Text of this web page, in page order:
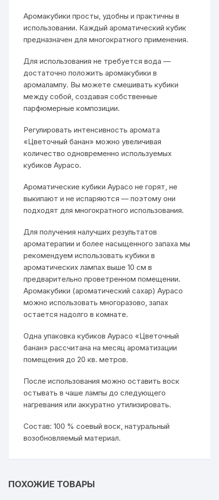
Аромакубики просты, удобны и практичны в
использовании. Каждый ароматический кубик
предназначен для многократного применения.
Для использования не требуется вода —
достаточно положить аромакубики в
аромалампу. Вы можете смешивать кубики
между собой, создавая собственные
парфюмерные композиции.
Регулировать интенсивность аромата
«Цветочный банан» можно увеличивая
количество одновременно используемых
кубиков Аурасо.
Ароматические кубики Аурасо не горят, не
выкипают и не испаряются — поэтому они
подходят для многократного использования.
Для получения налучших результатов
ароматерапии и более насыщенного запаха мы
рекомендуем использовать кубики в
ароматических лампах выше 10 см в
предварительно проветренном помещении.
Аромакубики (ароматический сахар) Аурасо
можно использовать многоразово, запах
остается надолго в комнате.
Одна упаковка кубиков Аурасо «Цветочный
банан» рассчитана на месяц ароматизации
помещения до 20 кв. метров.
После использования можно оставить воск
остывать в чаше лампы до следующего
нагревания или аккуратно утилизировать.
Состав: 100 % соевый воск, натуральный
возобновляемый материал.
ПОХОЖИЕ ТОВАРЫ